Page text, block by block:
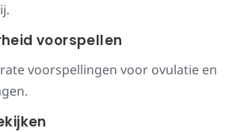
voorspellen
voorspellingen voor ovulatie en